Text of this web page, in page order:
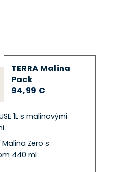
TERRA Malina
Pack
94,99 €
1L s malinovými
Malina Zero s
440 ml